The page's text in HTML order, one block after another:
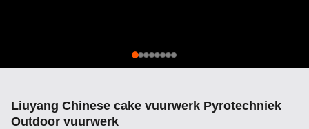
Liuyang Chinese cake vuurwerk Pyrotechniek
Outdoor vuurwerk